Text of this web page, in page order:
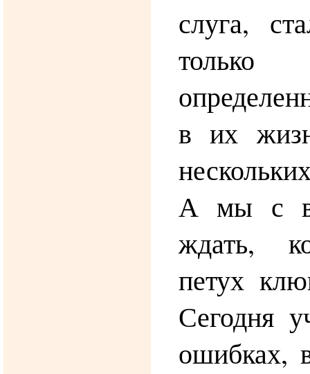
слуга,
в их
А мы с
ждать,
петух
Сегодня
ошибках,